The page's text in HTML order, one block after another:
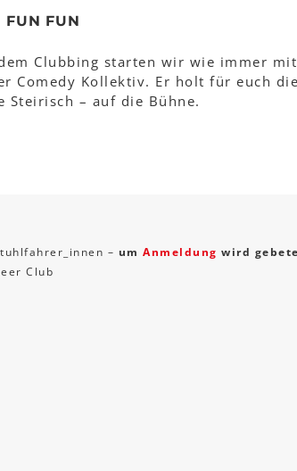
FUN FUN
Clubbing starten wir wie immer
Comedy Kollektiv. Er holt für euch
Steirisch – auf die Bühne.
– um Anmeldung wird
Club